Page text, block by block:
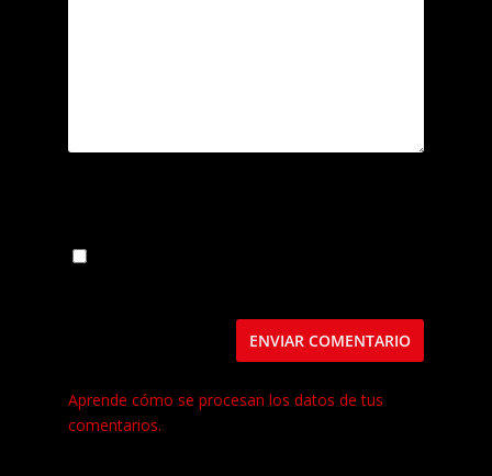
Aprende cómo se procesan los datos de tus
comentarios.